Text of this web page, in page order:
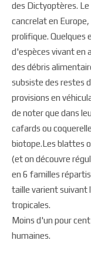
des Dictyoptères.
cancrelat en
prolifique. Quelques
d'espèces vivant en
des débris
subsiste des restes
provisions en
de noter que dans
cafards ou
biotope.Les blattes
(et on découvre
en 6 familles
taille varient suivant
tropicales.
Moins d'un pour
humaines.